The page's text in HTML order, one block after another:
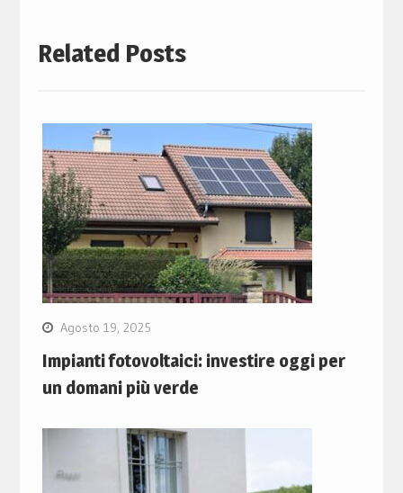
Related Posts
Agosto 19, 2025
Impianti fotovoltaici: investire oggi per
un domani più verde